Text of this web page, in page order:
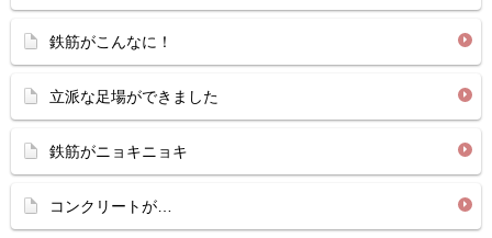
鉄筋がこんなに！
立派な足場ができました
鉄筋がニョキニョキ
コンクリートが…